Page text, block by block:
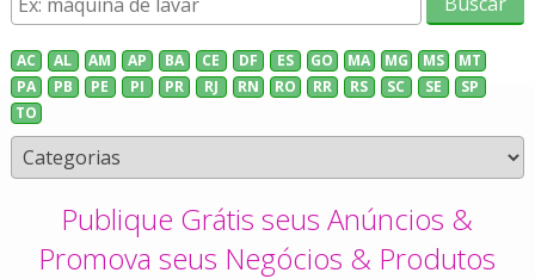
AC AL AM AP BA CE DF ES GO MA MG MS
MT
PA
PB PE PI PR RJ RN RO RR RS SC SE
SP
TO
Publique Grátis seus Anúncios &
Promova seus Negócios & Produtos